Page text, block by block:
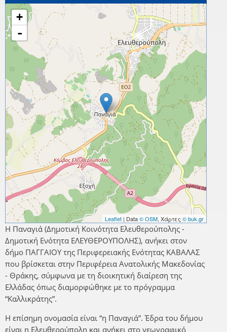
+
-
Leaflet | Data© OSM, Χάρτες © buk.gr
Η Παναγιά (Δημοτική Κοινότητα Ελευθερούπολης -
Δημοτική Ενότητα ΕΛΕΥΘΕΡΟΥΠΟΛΗΣ), ανήκει στον
δήμο ΠΑΓΓΑΙΟΥ της Περιφερειακής Ενότητας ΚΑΒΑΛΑΣ
που βρίσκεται στην Περιφέρεια Ανατολικής Μακεδονίας
- Θράκης, σύμφωνα με τη διοικητική διαίρεση της
Ελλάδας όπως διαμορφώθηκε με το πρόγραμμα
“Καλλικράτης”.
Η επίσημη ονομασία είναι “η Παναγιά”. Έδρα του δήμου
είναι η Ελευθερούπολη και ανήκει στο γεωγραφικό